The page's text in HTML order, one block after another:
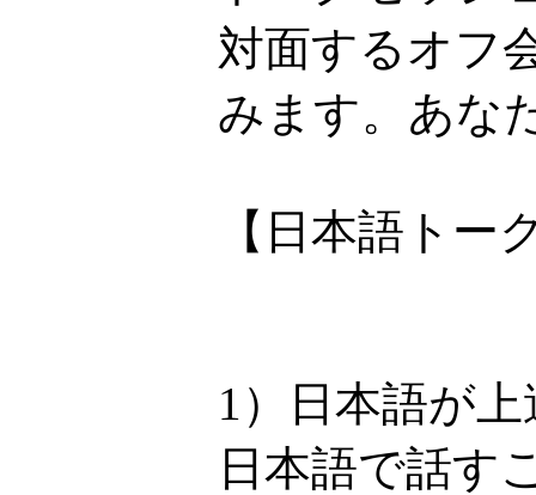
対面するオフ
みます。あな
【日本語ト
1）日本語が
日本語で話す